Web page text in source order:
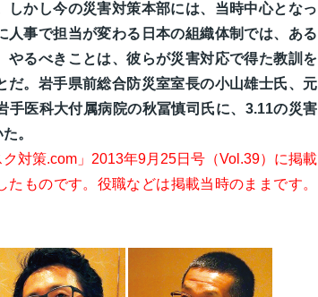
しかし今の災害対策本部には、当時中心となっ
人事で担当が変わる日本の組織体制では、ある
やるべきことは、彼らが災害対応で得た教訓を
だ。岩手県前総合防災室室長の小山雄士氏、元
手医科大付属病院の秋冨慎司氏に、3.11の災害
。
ク対策.com」2013年9月25日号（Vol.39）に掲載
たものです。役職などは掲載当時のままです。